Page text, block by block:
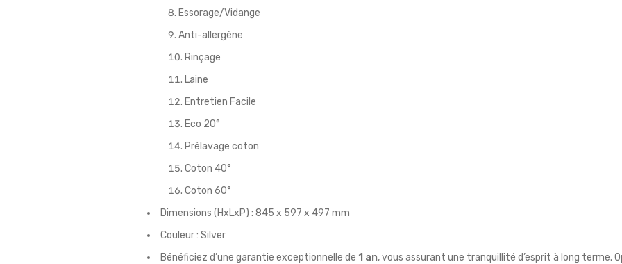
Essorage/Vidange
Anti-allergène
Rinçage
Laine
Entretien Facile
Eco 20°
Prélavage coton
Coton 40°
Coton 60°
Dimensions (HxLxP) : 845 x 597 x 497 mm
Couleur : Silver
Bénéficiez d’une garantie exceptionnelle de 1 an, vous assurant une tranquillité d’esprit à long terme.